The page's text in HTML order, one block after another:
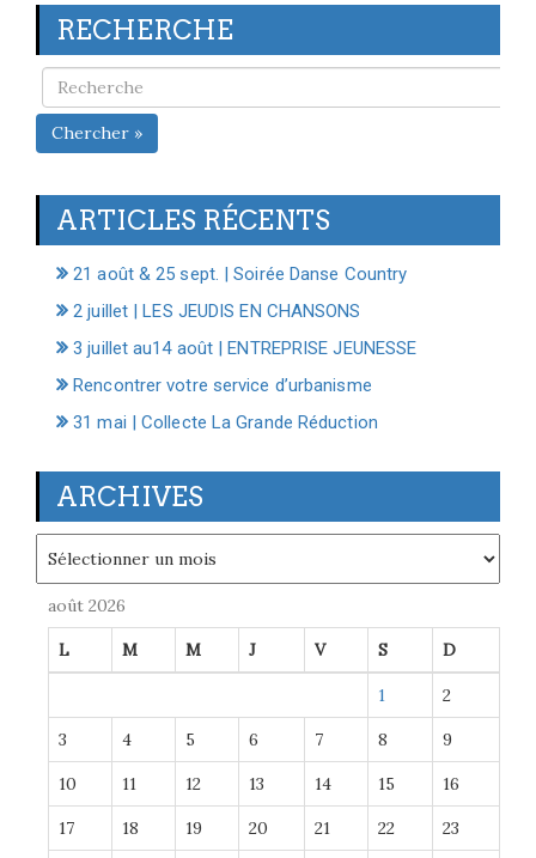
RECHERCHE
Chercher »
ARTICLES RÉCENTS
21 août & 25 sept. | Soirée Danse Country
2 juillet | LES JEUDIS EN CHANSONS
3 juillet au14 août | ENTREPRISE JEUNESSE
Rencontrer votre service d’urbanisme
31 mai | Collecte La Grande Réduction
ARCHIVES
août 2026
L M M J V S D
1 2
3 4 5 6 7 8 9
10 11 12 13 14 15 16
17 18 19 20 21 22 23